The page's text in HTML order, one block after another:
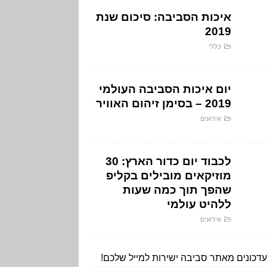
איכות הסביבה: סיכום שנת
2019
כללי
יום איכות הסביבה העולמי
2019 – בסימן זיהום האוויר
אירועים
לכבוד יום כדור הארץ: 30
מוזיקאים מובילים בקליפ
שהפך תוך כמה שעות
ללהיט עולמי
אירועים
מאתר סביבה ישירות למייל שלכם!